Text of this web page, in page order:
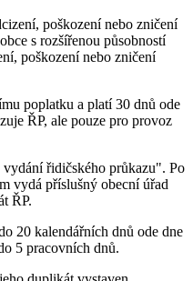
poškození nebo zničení
s rozšířenou působností
poškození nebo zničení
poplatku a platí 30 dnů ode
ŘP, ale pouze pro provoz
řidičského průkazu". Po
vydá příslušný obecní úřad
ŘP.
20 kalendářních dnů ode dne
5 pracovních dnů.